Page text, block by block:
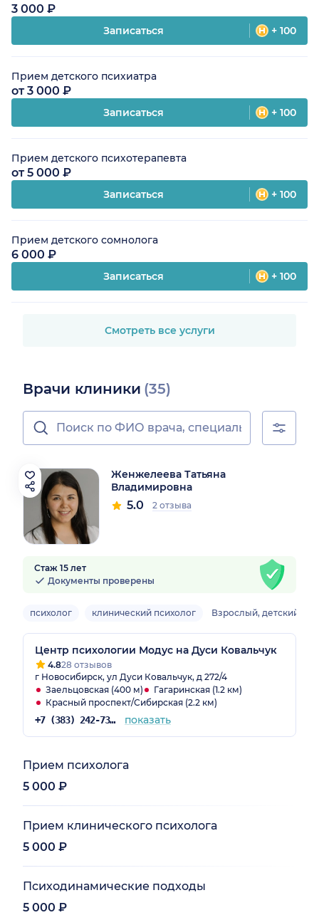
3 000 ₽
Записаться + 100
Прием детского психиатра
от 3 000 ₽
Записаться + 100
Прием детского психотерапевта
от 5 000 ₽
Записаться + 100
Прием детского сомнолога
6 000 ₽
Записаться + 100
Смотреть все услуги
Врачи клиники (35)
Женжелеева Татьяна
Владимировна
5.0 2 отзыва
Стаж 15 лет
Документы проверены
психолог клинический психолог Взрослый, детский
Центр психологии Модус на Дуси Ковальчук
4.828 отзывов
г Новосибирск, ул Дуси Ковальчук, д 272/4
Заельцовская (400 м)
Гагаринская (1.2 км)
Красный проспект/Сибирская (2.2 км)
+7 (383) 242-73-42 показать
Прием психолога
5 000 ₽
Прием клинического психолога
5 000 ₽
Психодинамические подходы
5 000 ₽